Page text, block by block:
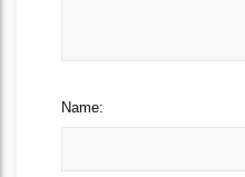
Name: